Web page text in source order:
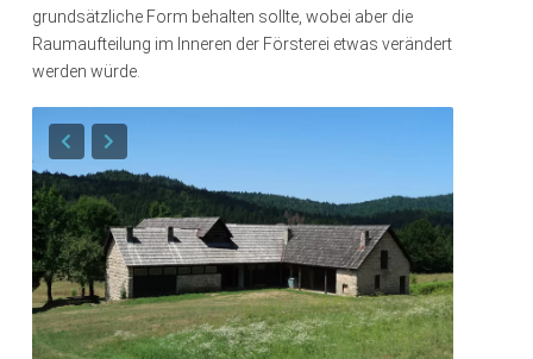
grundsätzliche Form behalten sollte, wobei aber die
Raumaufteilung im Inneren der Försterei etwas verändert
werden würde.